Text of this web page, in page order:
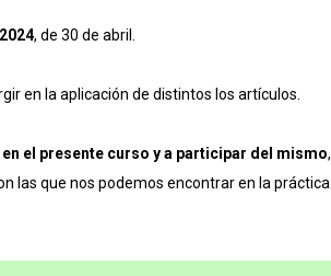
, de 30 de abril.
en la aplicación de distintos los artículos.
el presente curso y a participar del mismo,
las que nos podemos encontrar en la práctica.